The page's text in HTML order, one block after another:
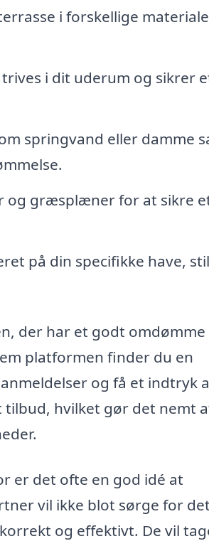
i forskellige
i dit uderum og sikrer
springvand eller damme
og græsplæner for at sikre
på din specifikke have,
der har et godt omdømme
platformen finder du en
og få et indtryk
tilbud, hvilket gør det nemt
er det ofte en god idé at
vil ikke blot sørge for
og effektivt. De vil